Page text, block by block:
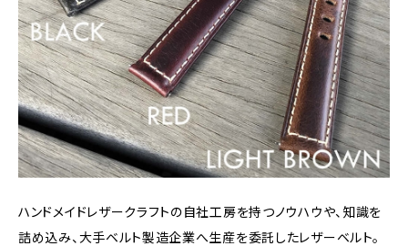
ハンドメイドレザークラフトの自社工房を持つノウハウや、知識を
詰め込み、大手ベルト製造企業へ生産を委託したレザーベルト。